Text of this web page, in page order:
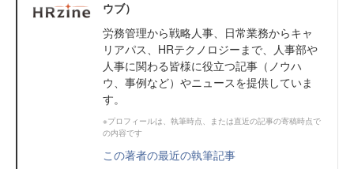
ウブ）
労務管理から戦略人事、日常業務からキャ
リアパス、HRテクノロジーまで、人事部や
人事に関わる皆様に役立つ記事（ノウハ
ウ、事例など）やニュースを提供していま
す。
※プロフィールは、執筆時点、または直近の記事の寄稿時点で
の内容です
この著者の最近の執筆記事